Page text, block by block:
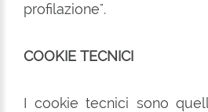
profilazione".
COOKIE TECNICI
I cookie tecnici sono